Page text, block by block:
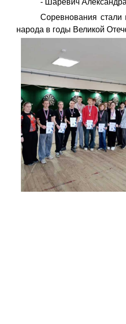
Соревнования стали
народа в годы Великой